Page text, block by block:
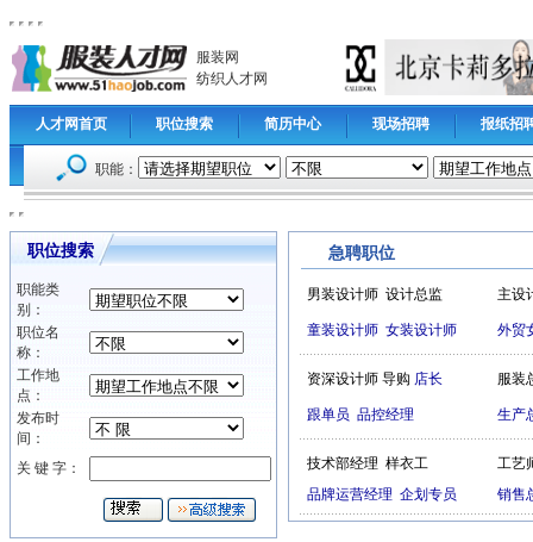
服装网
纺织人才网
人才网首页 职位搜索 简历中心 现场招聘 报纸招
职能：
职位搜索
职能类
别：
职位名
称：
工作地
点：
发布时
间：
关 键 字：
急聘职位
男装设计师 设计总监 主设
童装设计师 女装设计师 外贸
资深设计师 导购 店长 服装
跟单员 品控经理 生产
技术部经理 样衣工
工艺
品牌运营经理 企划专员 销售